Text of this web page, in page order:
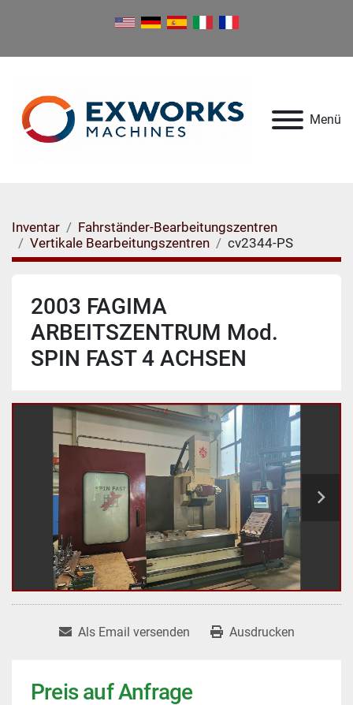
Menü
Inventar
Fahrständer-Bearbeitungszentren
Vertikale Bearbeitungszentren
cv2344-PS
2003 FAGIMA
ARBEITSZENTRUM Mod.
SPIN FAST 4 ACHSEN
Als Email versenden Ausdrucken
Preis auf Anfrage